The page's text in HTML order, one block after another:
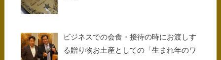
ビジネスでの会食・接待の時にお渡しす
る贈り物お土産としての「生まれ年のワ